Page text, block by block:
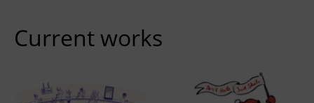
Current works